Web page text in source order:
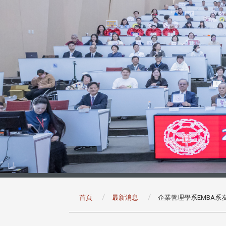
首頁 最新消息 企業管理學系EMBA系